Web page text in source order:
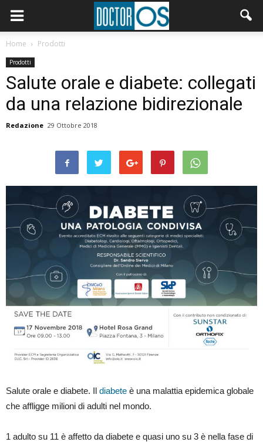
Home Prodotti
Prodotti
Salute orale e diabete: collegati
da una relazione bidirezionale
Redazione 29 Ottobre 2018
Salute orale e diabete. Il diabete è una malattia epidemica globale
che affligge milioni di adulti nel mondo.
1 adulto su 11 è affetto da diabete e quasi uno su 3 è nella fase di